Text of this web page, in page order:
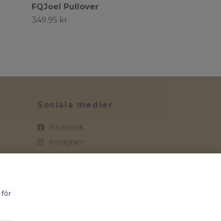
FQJoel Pullover
349.95 kr
Sociala medier
Facebook
Instagram
för